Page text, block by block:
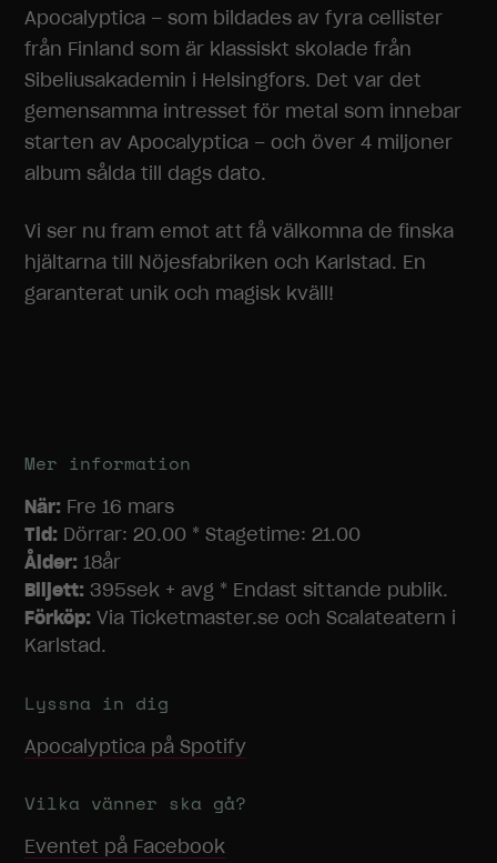
Apocalyptica – som bildades av fyra cellister
från Finland som är klassiskt skolade från
Sibeliusakademin i Helsingfors. Det var det
gemensamma intresset för metal som innebar
starten av Apocalyptica – och över 4 miljoner
album sålda till dags dato.
Vi ser nu fram emot att få välkomna de finska
hjältarna till Nöjesfabriken och Karlstad. En
garanterat unik och magisk kväll!
Mer information
När: Fre 16 mars
Tid: Dörrar: 20.00 * Stagetime: 21.00
Ålder: 18år
Biljett: 395sek + avg * Endast sittande publik.
Förköp: Via Ticketmaster.se och Scalateatern i
Karlstad.
Lyssna in dig
Apocalyptica på Spotify
Vilka vänner ska gå?
Eventet på Facebook